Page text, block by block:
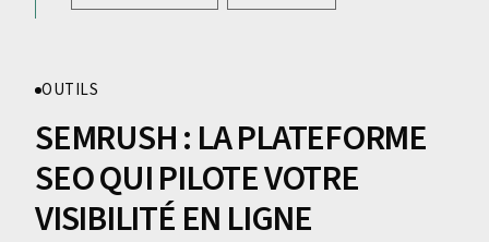
OUTILS
SEMRUSH : LA PLATEFORME
SEO QUI PILOTE VOTRE
VISIBILITÉ EN LIGNE